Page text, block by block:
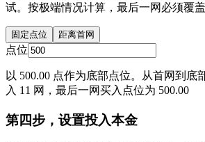
试。按极端情况计算，最后一网必须覆
固定点位 距离首网
点位
以 500.00 点作为底部点位。从首网到底
入 11 网，最后一网买入点位为 500.00
第四步，设置投入本金